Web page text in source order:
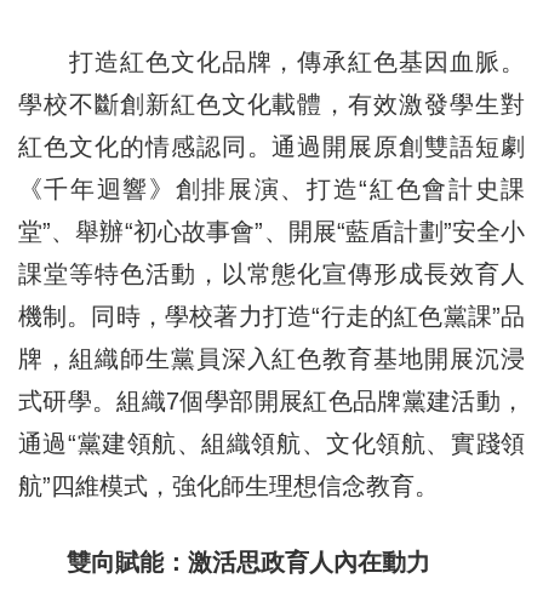
打造紅色文化品牌，傳承紅色基因血脈。
學校不斷創新紅色文化載體，有效激發學生對
紅色文化的情感認同。通過開展原創雙語短劇
《千年迴響》創排展演、打造“紅色會計史課
堂”、舉辦“初心故事會”、開展“藍盾計劃”安全小
課堂等特色活動，以常態化宣傳形成長效育人
機制。同時，學校著力打造“行走的紅色黨課”品
牌，組織師生黨員深入紅色教育基地開展沉浸
式研學。組織7個學部開展紅色品牌黨建活動，
通過“黨建領航、組織領航、文化領航、實踐領
航”四維模式，強化師生理想信念教育。
雙向賦能：激活思政育人內在動力